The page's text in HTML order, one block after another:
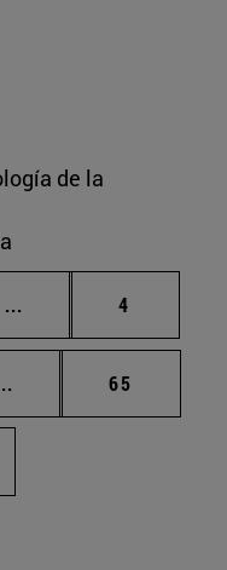
de la
... Páginas intermedias
Página
4
Páginas intermedias
Página
65